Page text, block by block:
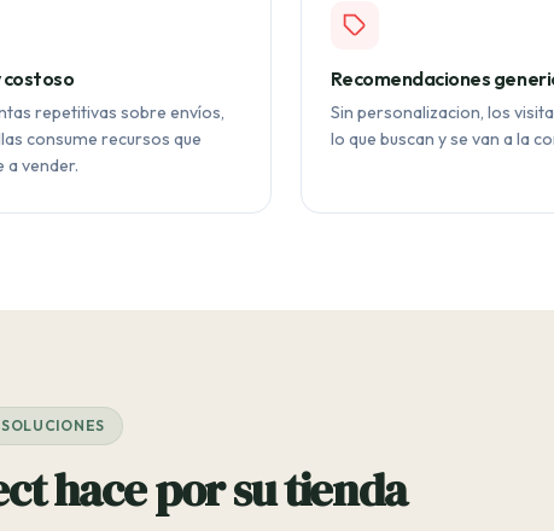
repetitivas sobre envíos,
consume recursos que
a vender.
Recomendaciones
Sin personalizacion, los
lo que buscan y se van a la
SOLUCIONES
hace por su tienda